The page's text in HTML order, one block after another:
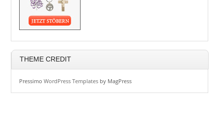
THEME CREDIT
PressimoWordPress Templates by MagPress